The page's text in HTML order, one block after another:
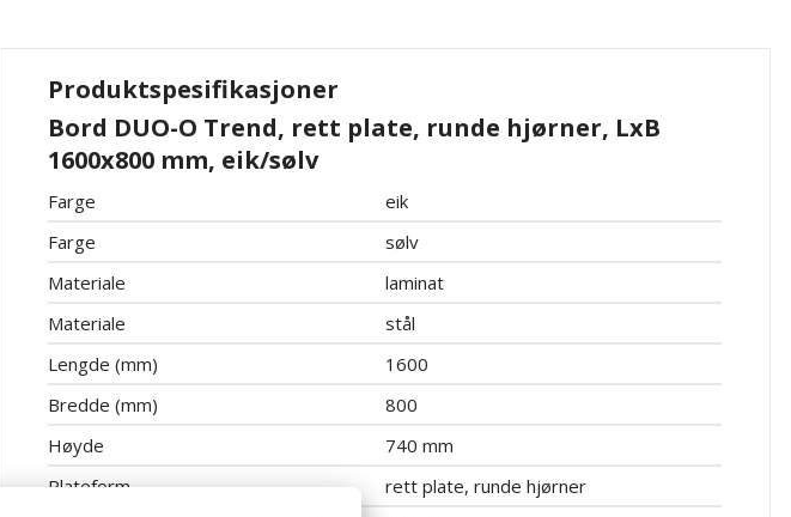
Produktspesifikasjoner
Bord DUO-O Trend, rett plate, runde hjørner, LxB
1600x800 mm, eik/sølv
Farge
eik
Farge
sølv
Materiale
laminat
Materiale
stål
Lengde (mm)
1600
Bredde (mm)
800
Høyde
740 mm
Plateform
rett plate, runde hjørner